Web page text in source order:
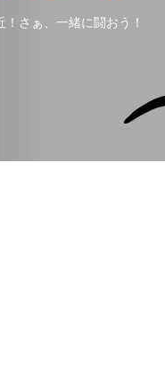
！さぁ、一緒に闘おう！